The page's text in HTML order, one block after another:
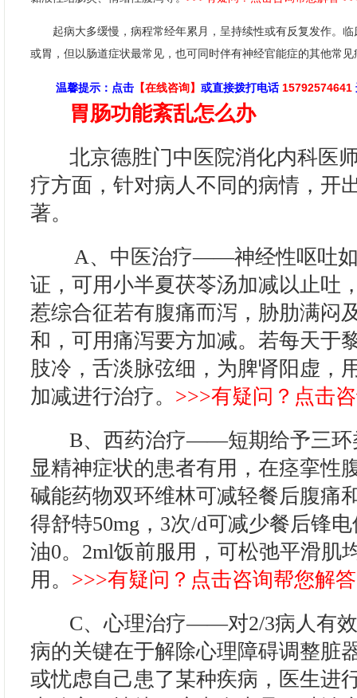
起病大多缓慢，病程常经年累月，呈持续性或有反复发作。
或胃，但以肠道症状最常见，也可同时伴有神经官能症的其他常见
温馨提示 ：点击 【在线咨询】 或直接拨打电话15792574641
胃肠功能紊乱怎么办
北京德胜门中医院消化内科医
疗方面，针对病人不同的病情，开
著。
A、中医治疗——神经性呕吐如
证，可用小半夏茯苓汤加减以止吐
惹综合征若有腹痛而泻，胁肋满闷
和，可用痛泻要方加减。若每天于
肢冷，舌淡脉弦细，为脾肾阳虚，
加减进行治疗。 >>>有疑问？点击
B、西药治疗——短期给予三环
显精神症状的患者有用，在痉挛性
碱能药物双环维林可减轻餐后腹痛
得舒特50mg，3次/d可减少餐后锋
油0。2ml饭前服用，可松弛平滑肌
用。 >>>有疑问？点击咨询帮您解
C、心理治疗——对2/3病人有效
病的关键在于解除心理障碍调整脏
或忧虑自己患了某种疾病，医生进